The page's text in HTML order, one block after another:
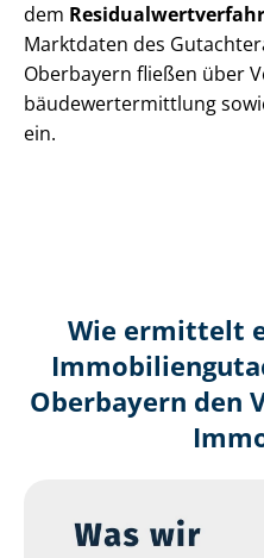
dem
Marktdaten des
Oberbayern fließen über
bäu­de­wert­ermitt­lung
ein.
Wie ermittelt
Oberbayern den